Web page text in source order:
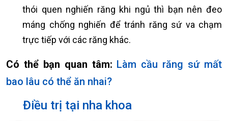
thói quen nghiến răng khi ngủ thì bạn nên đeo
máng chống nghiến để tránh răng sứ va chạm
trực tiếp với các răng khác.
Có thể bạn quan tâm: Làm cầu răng sứ mất
bao lâu có thể ăn nhai?
Điều trị tại nha khoa